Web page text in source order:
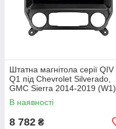
Штатна магнітола серії QIV
Q1 під Chevrolet Silverado,
GMC Sierra 2014-2019 (W1)
10 дюймів
В наявності
8 782 ₴